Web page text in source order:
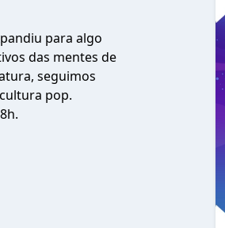
para algo
das mentes de
seguimos
pop.